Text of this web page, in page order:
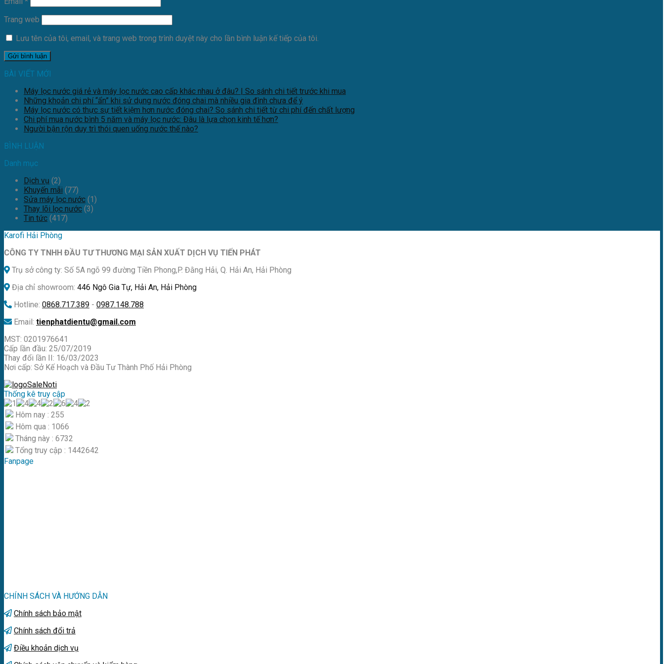
Trang web
Lưu tên của tôi, email, và trang web trong trình duyệt này cho lần bình luận kế tiếp của tôi.
BÀI VIẾT MỚI
Máy lọc nước giá rẻ và máy lọc nước cao cấp khác nhau ở đâu? | So sánh chi tiết trước khi mua
Những khoản chi phí “ẩn” khi sử dụng nước đóng chai mà nhiều gia đình chưa để ý
Máy lọc nước có thực sự tiết kiệm hơn nước đóng chai? So sánh chi tiết từ chi phí đến chất lượng
Chi phí mua nước bình 5 năm và máy lọc nước: Đâu là lựa chọn kinh tế hơn?
Người bận rộn duy trì thói quen uống nước thế nào?
BÌNH LUẬN
Danh mục
Dịch vụ (2)
Khuyến mãi (77)
Sửa máy lọc nước (1)
Thay lõi lọc nước (3)
Tin tức (417)
Karofi Hải Phòng
CÔNG TY TNHH ĐẦU TƯ THƯƠNG MẠI SẢN XUẤT DỊCH VỤ TIẾN PHÁT
Trụ sở công ty: Số 5A ngõ 99 đường Tiền Phong,P. Đằng Hải, Q. Hải An, Hải Phòng
Địa chỉ showroom: 446 Ngô Gia Tự, Hải An, Hải Phòng
Hotline: 0868.717.389 - 0987.148.788
Email: tienphatdientu@gmail.com
MST: 0201976641
Cấp lần đầu: 25/07/2019
Thay đổi lần II: 16/03/2023
Nơi cấp: Sở Kế Hoạch và Đầu Tư Thành Phố Hải Phòng
Thống kê truy cập
Hôm nay : 255
Hôm qua : 1066
Tháng này : 6732
Tổng truy cập : 1442642
Fanpage
CHÍNH SÁCH VÀ HƯỚNG DẪN
Chính sách bảo mật
Chính sách đổi trả
Điều khoản dịch vụ